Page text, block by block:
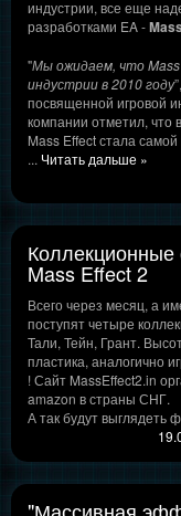
индустрии, все еще
разработками EA -
"Мы ожидаем, что
индустрии в 2010 году
посвященной игровой
компании отметил, что
Mass Effect стала
... Читать дальше »
Mass Effect 2
Всего через месяц, а
поступят четыре
Тали, Тейн, Грант.
пластика, аналогично
! Сайт MassEffect2.in
amazon в страны СНГ.
А так будут выглядеть